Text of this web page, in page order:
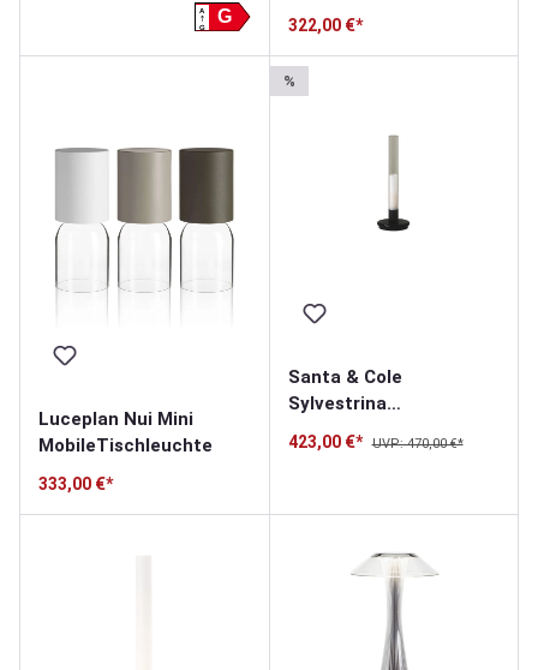
G
A
G
322,00 €*
Luceplan Nui Mini
MobileTischleuchte
333,00 €*
%
Santa & Cole
Sylvestrina
423,00 €* UVP: 470,00 €*